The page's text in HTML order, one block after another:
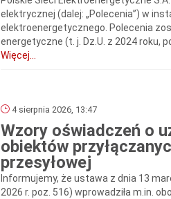
elektrycznej (dalej: „Polecenia”) w
elektroenergetycznego. Polecenia
energetyczne (t. j. Dz.U. z 2024 roku,
Więcej...
4 sierpnia 2026, 13:47
Wzory oświadczeń o
obiektów
przesyłowej
Informujemy, że ustawa z dnia 13
2026 r. poz. 516) wprowadziła m.in.